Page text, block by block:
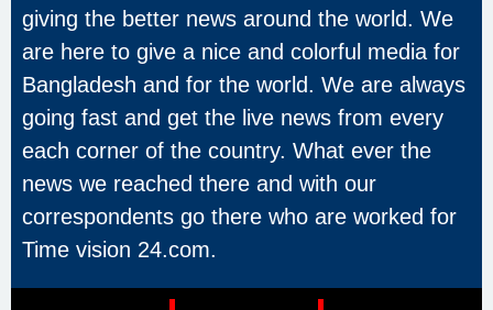
giving the better news around the world. We
are here to give a nice and colorful media for
Bangladesh and for the world. We are always
going fast and get the live news from every
each corner of the country. What ever the
news we reached there and with our
correspondents go there who are worked for
Time vision 24.com.